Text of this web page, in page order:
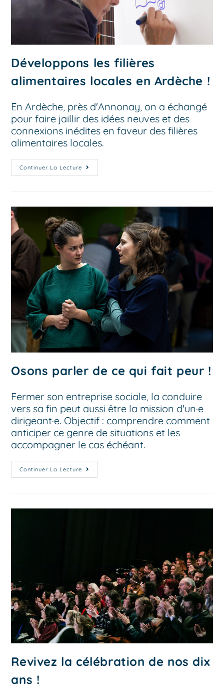
Développons les filières
alimentaires locales en Ardèche !
En Ardèche, près d'Annonay, on a échangé
pour faire jaillir des idées neuves et des
connexions inédites en faveur des filières
alimentaires locales.
Continuer La Lecture
Osons parler de ce qui fait peur !
Fermer son entreprise sociale, la conduire
vers sa fin peut aussi être la mission d'un·e
dirigeant·e. Objectif : comprendre comment
anticiper ce genre de situations et les
accompagner le cas échéant.
Continuer La Lecture
Revivez la célébration de nos dix
ans !